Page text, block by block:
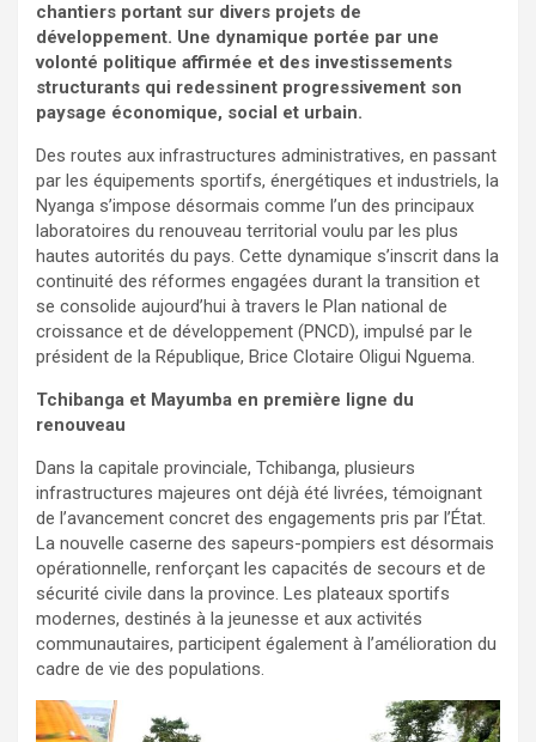
chantiers portant sur divers projets de
développement. Une dynamique portée par une
volonté politique affirmée et des investissements
structurants qui redessinent progressivement son
paysage économique, social et urbain.
Des routes aux infrastructures administratives, en passant
par les équipements sportifs, énergétiques et industriels, la
Nyanga s’impose désormais comme l’un des principaux
laboratoires du renouveau territorial voulu par les plus
hautes autorités du pays. Cette dynamique s’inscrit dans la
continuité des réformes engagées durant la transition et
se consolide aujourd’hui à travers le Plan national de
croissance et de développement (PNCD), impulsé par le
président de la République, Brice Clotaire Oligui Nguema.
Tchibanga et Mayumba en première ligne du
renouveau
Dans la capitale provinciale, Tchibanga, plusieurs
infrastructures majeures ont déjà été livrées, témoignant
de l’avancement concret des engagements pris par l’État.
La nouvelle caserne des sapeurs-pompiers est désormais
opérationnelle, renforçant les capacités de secours et de
sécurité civile dans la province. Les plateaux sportifs
modernes, destinés à la jeunesse et aux activités
communautaires, participent également à l’amélioration du
cadre de vie des populations.